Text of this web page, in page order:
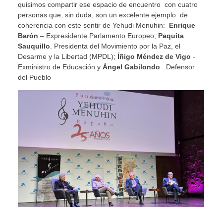
quisimos compartir ese espacio de encuentro con cuatro
personas que, sin duda, son un excelente ejemplo de
coherencia con este sentir de Yehudi Menuhin:
Enrique
Barón – Expresidente Parlamento Europeo; Paquita
Sauquillo . Presidenta del Movimiento por la Paz, el
Desarme y la Libertad (MPDL); Íñigo Méndez de Vigo -
Exministro de Educación y Ángel Gabilondo . Defensor
del Pueblo